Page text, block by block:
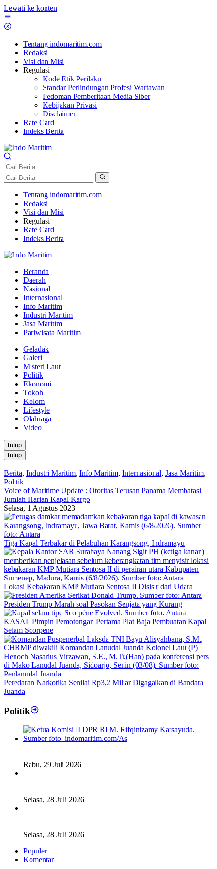
Lewati ke konten
Tentang indomaritim.com
Redaksi
Visi dan Misi
Regulasi
Kode Etik Perilaku
Standar Perlindungan Profesi Wartawan
Pedoman Pemberitaan Media Siber
Kebijakan Privasi
Disclaimer
Rate Card
Indeks Berita
Tentang indomaritim.com
Redaksi
Visi dan Misi
Regulasi
Rate Card
Indeks Berita
Beranda
Daerah
Nasional
Internasional
Info Maritim
Industri Maritim
Jasa Maritim
Pariwisata Maritim
Geladak
Galeri
Misteri Laut
Politik
Ekonomi
Tokoh
Kolom
Lifestyle
Olahraga
Video
tutup
tutup
Berita, Industri Maritim, Info Maritim, Internasional, Jasa Maritim,
Politik
Voice of Maritime Update : Otoritas Terusan Panama Membatasi
Jumlah Harian Kapal Kargo
Selasa, 1 Agustus 2023
Tiga Kapal Terbakar di Pelabuhan Karangsong, Indramayu
Lokasi Kebakaran KMP Mutiara Sentosa II Disisir dari Udara
Presiden Trump Marah soal Pasokan Senjata yang Kurang
KASAL Pimpin Pemotongan Pertama Plat Baja Pembuatan Kapal
Selam Scorpene
Peredaran Narkotika Senilai Rp3,2 Miliar Digagalkan di Bandara
Juanda
Politik
Rabu, 29 Juli 2026
Selasa, 28 Juli 2026
Selasa, 28 Juli 2026
Populer
Komentar